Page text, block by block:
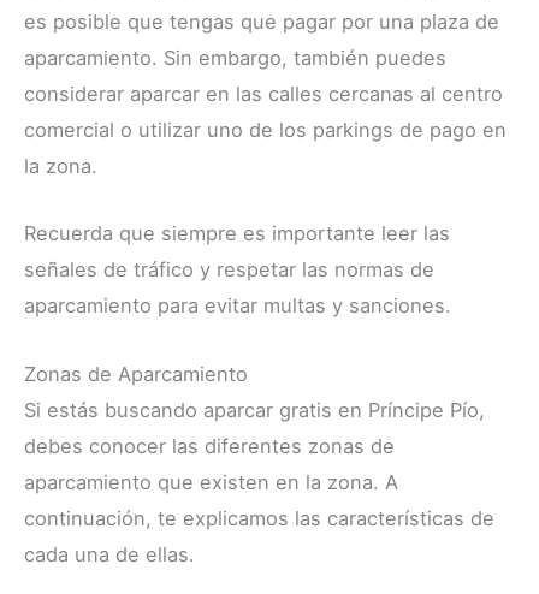
es posible que tengas que pagar por una plaza de
aparcamiento. Sin embargo, también puedes
considerar aparcar en las calles cercanas al centro
comercial o utilizar uno de los parkings de pago en
la zona.
Recuerda que siempre es importante leer las
señales de tráfico y respetar las normas de
aparcamiento para evitar multas y sanciones.
Zonas de Aparcamiento
Si estás buscando aparcar gratis en Príncipe Pío,
debes conocer las diferentes zonas de
aparcamiento que existen en la zona. A
continuación, te explicamos las características de
cada una de ellas.